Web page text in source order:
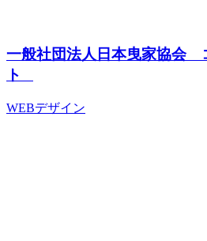
一般社団法人日本曳家協会
ト
WEBデザイン